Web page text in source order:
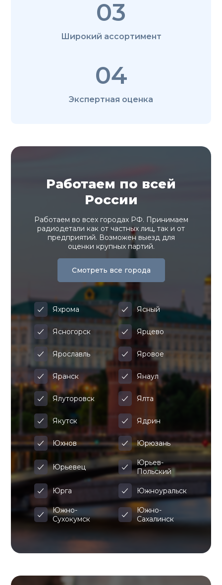
03
Широкий ассортимент
04
Экспертная оценка
Работаем по всей
России
Работаем во всех городах РФ. Принимаем
радиодетали как от частных лиц, так и от
предприятий. Возможен выезд для
оценки крупных партий.
Смотреть все города
Яхрома Ясный
Ясногорск Ярцево
Ярославль Яровое
Яранск Янаул
Ялуторовск Ялта
Якутск Ядрин
Юхнов Юрюзань
Юрьевец
Юрьев-
Польский
Юрга Южноуральск
Южно-
Сухокумск
Южно-
Сахалинск